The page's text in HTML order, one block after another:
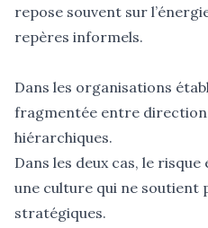
repose souvent sur
repères informels.
Dans les organisations
fragmentée entre
hiérarchiques.
Dans les deux cas, le risque
une culture qui ne soutient
stratégiques.